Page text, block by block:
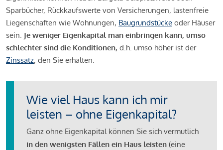
Sparbücher, Rückkaufswerte von Versicherungen, lastenfreie
Liegenschaften wie Wohnungen, Baugrundstücke oder Häuser
sein. Je weniger Eigenkapital man einbringen kann, umso
schlechter sind die Konditionen, d.h. umso höher ist der
Zinssatz, den Sie erhalten.
Wie viel Haus kann ich mir
leisten – ohne Eigenkapital?
Ganz ohne Eigenkapital können Sie sich vermutlich
in den wenigsten Fällen ein Haus leisten (eine